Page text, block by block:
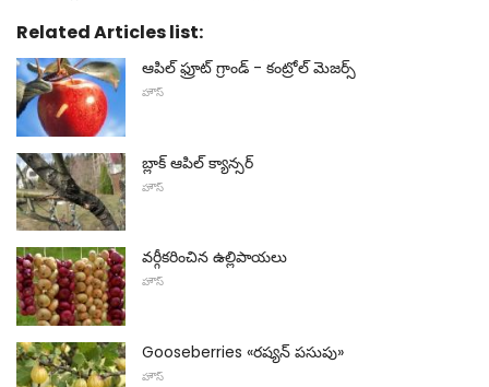
Related Articles list:
ఆపిల్ ఫ్రూట్ గ్రాండ్ - కంట్రోల్ మెజర్స్
హౌస్
బ్లాక్ ఆపిల్ క్యాన్సర్
హౌస్
వర్గీకరించిన ఉల్లిపాయలు
హౌస్
Gooseberries «రష్యన్ పసుపు»
హౌస్